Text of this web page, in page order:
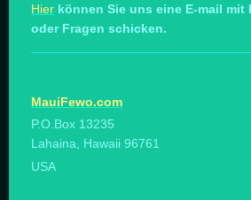
Hier können Sie uns eine E-mail mit
oder Fragen schicken.
MauiFewo.com
P.O.Box 13235
Lahaina, Hawaii 96761
USA